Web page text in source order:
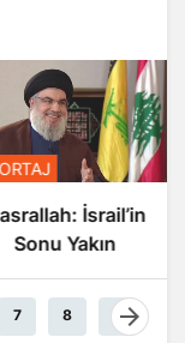
İsrail’in
Sonu Yakın
7 8 9